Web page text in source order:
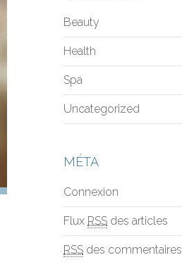
Beauty
Health
Spa
Uncategorized
MÉTA
Connexion
Flux RSS des articles
RSS des commentaires